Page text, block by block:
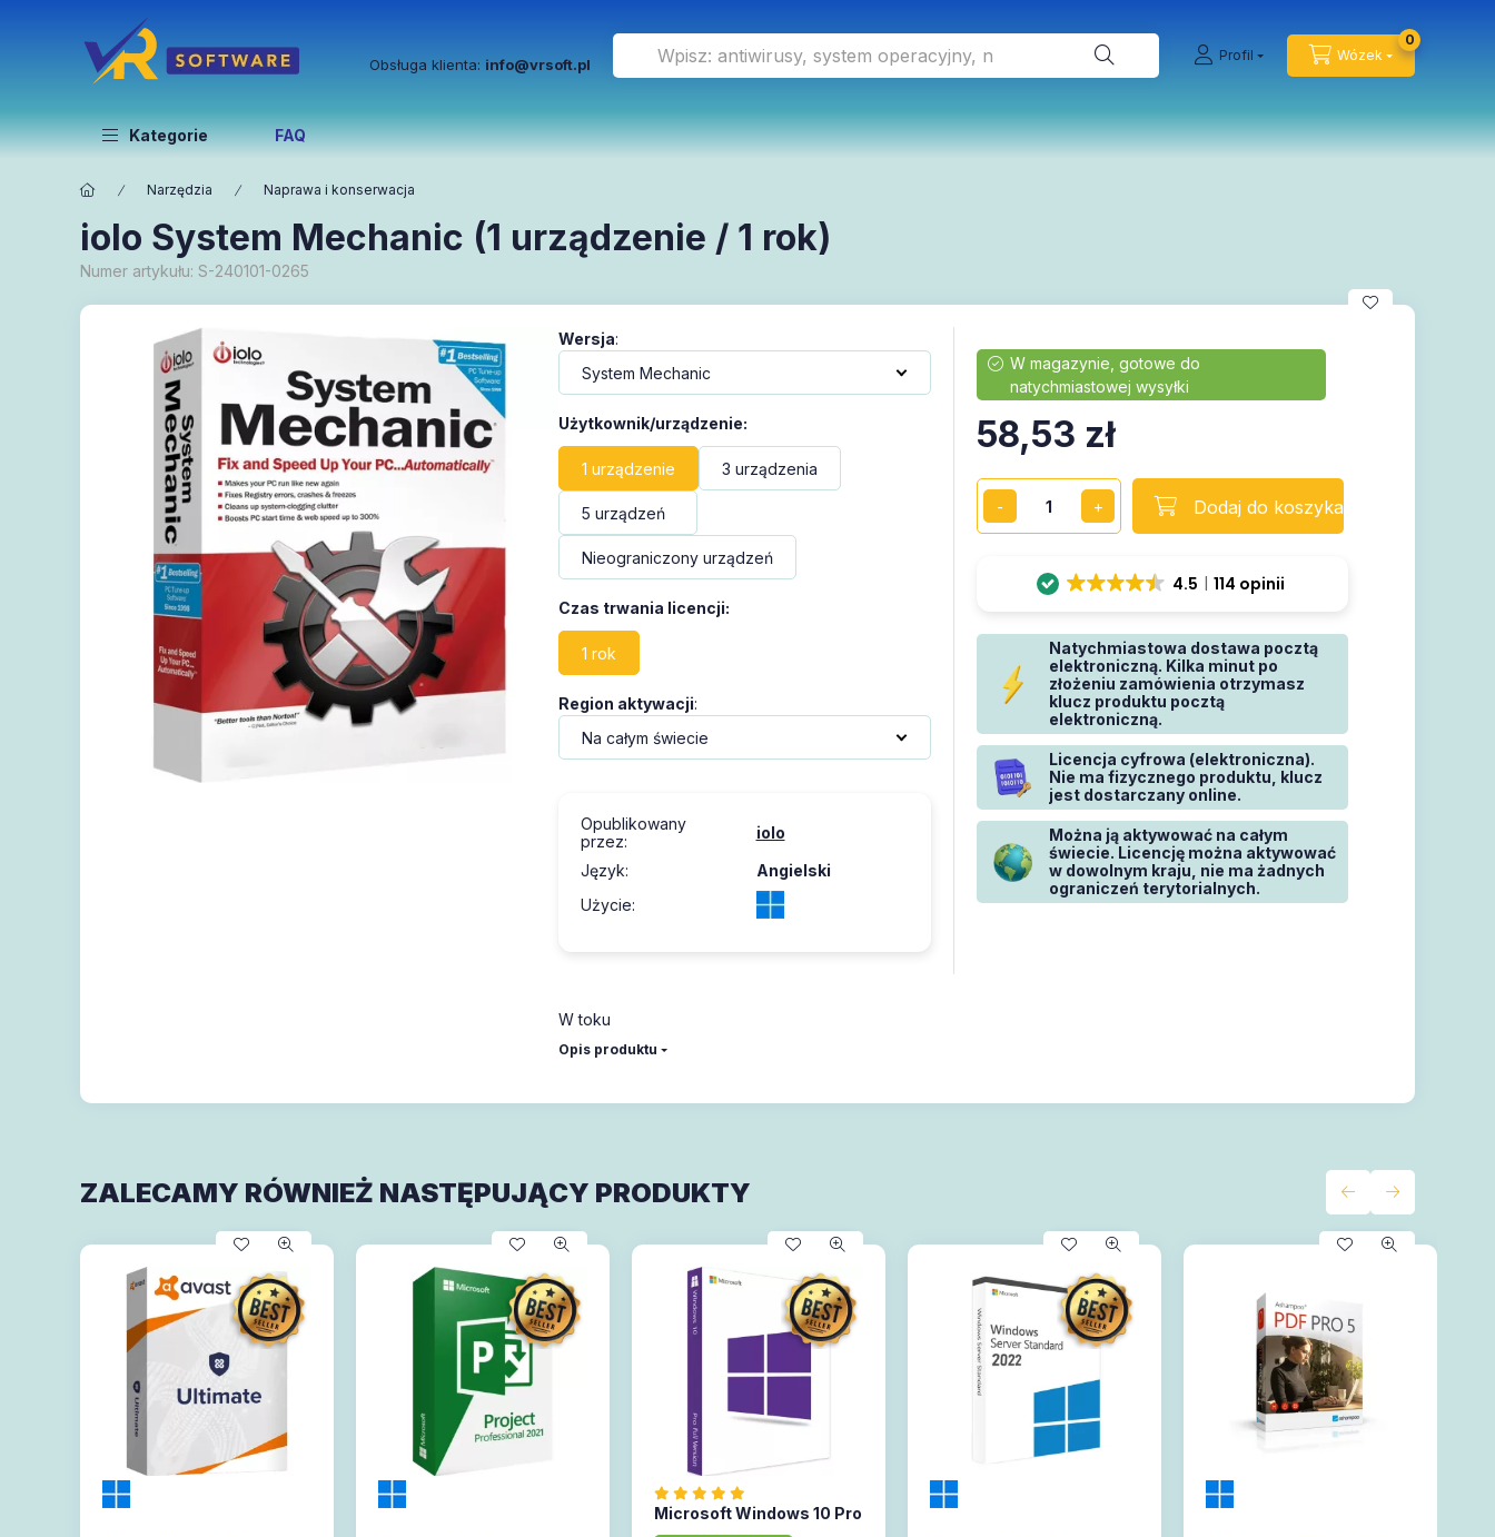
Obsługa klienta: info@vrsoft.pl
Profil Wózek
0
Kategorie FAQ
Narzędzia Naprawa i konserwacja
iolo System Mechanic (1 urządzenie / 1 rok)
Numer artykułu: S-240101-0265
Wersja:
Użytkownik/urządzenie:
1 urządzenie 3 urządzenia
5 urządzeń
Nieograniczony urządzeń
Czas trwania licencji:
1 rok
Region aktywacji:
Opublikowany
przez:
iolo
Język:
Angielski
Użycie:
58,53 zł
Dodaj do koszyka
4.5 114 opinii
Natychmiastowa dostawa pocztą
elektroniczną. Kilka minut po
złożeniu zamówienia otrzymasz
klucz produktu pocztą
elektroniczną.
Licencja cyfrowa (elektroniczna).
Nie ma fizycznego produktu, klucz
jest dostarczany online.
Można ją aktywować na całym
świecie. Licencję można aktywować
w dowolnym kraju, nie ma żadnych
ograniczeń terytorialnych.
W toku
Opis produktu
ZALECAMY RÓWNIEŻ NASTĘPUJĄCY PRODUKTY
Microsoft Windows 10 Pro